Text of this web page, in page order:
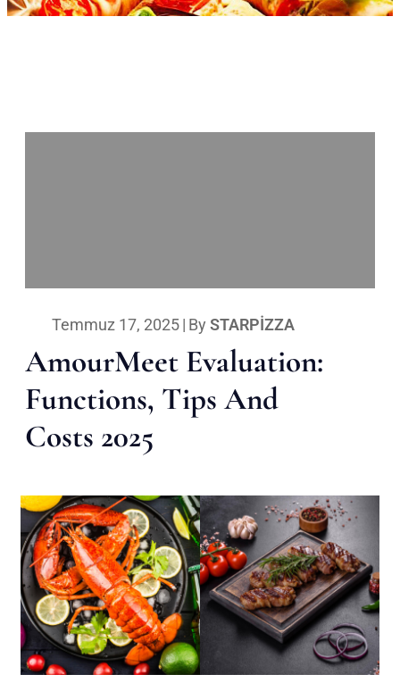
Temmuz 17, 2025| By STARPIZZA
AmourMeet Evaluation:
Functions, Tips And
Costs 2025